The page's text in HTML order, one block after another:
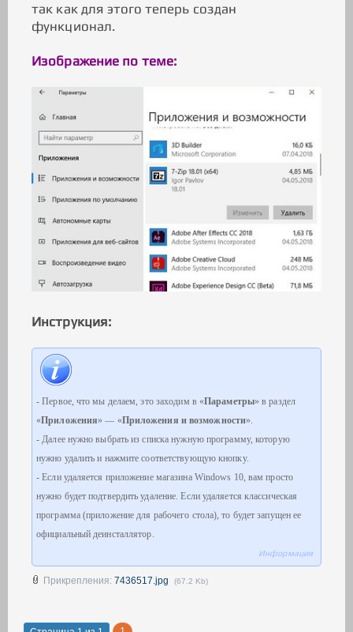
так как для этого теперь создан
функционал.
Изображение по теме:
Инструкция:
- Первое, что мы делаем, это заходим в «Параметры» в раздел
«Приложения» — «Приложения и возможности».
- Далее нужно выбрать из списка нужную программу, которую
нужно удалить и нажмите соответствующую кнопку.
- Если удаляется приложение магазина Windows 10, вам просто
нужно будет подтвердить удаление. Если удаляется классическая
программа (приложение для рабочего стола), то будет запущен ее
официальный деинсталлятор.
Информация
Прикрепления: 7436517.jpg (67.2 Kb)